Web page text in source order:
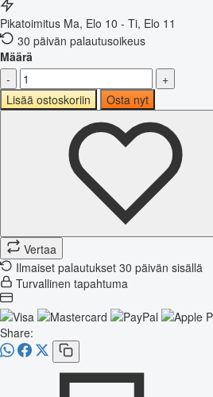
Pikatoimitus Ma, Elo 10 - Ti, Elo 11
30 päivän palautusoikeus
Määrä
-
+
Lisää ostoskoriin
Osta nyt
Vertaa
Ilmaiset palautukset 30 päivän sisällä
Turvallinen tapahtuma
Share: